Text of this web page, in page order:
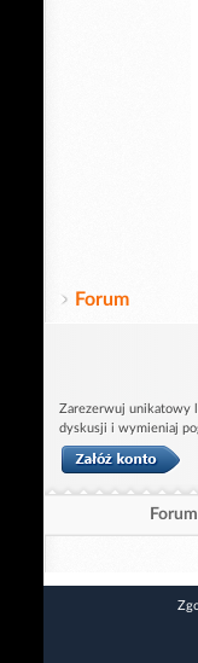
Forum
Zarezerwuj unikatowy
dyskusji i wymieniaj